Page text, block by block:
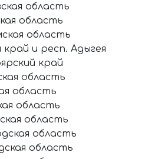
область
область
область
и респ. Адыгея
край
область
область
область
область
область
область